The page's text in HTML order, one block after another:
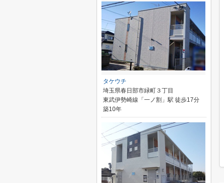
タケウチ
埼玉県春日部市緑町３丁目
東武伊勢崎線「一ノ割」駅 徒歩17分
築10年